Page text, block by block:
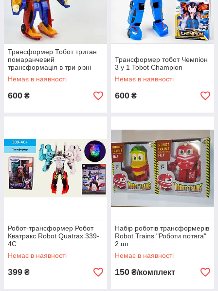
Трансформер Тобот тритан
помаранчевий
трансформація в три різні
машинки, 20 см 3 в 1, tobot
tritan 305
Немає в наявності
600 ₴
Трансформер тобот Чемпіон
3 у 1 Tobot Champion
Немає в наявності
600 ₴
Робот-трансформер Робот
Кватракс Robot Quatrax 339-
4C
Немає в наявності
399 ₴
Набір роботів трансформерів
Robot Trains "Роботи потяга"
2 шт.
Немає в наявності
150 ₴/комплект